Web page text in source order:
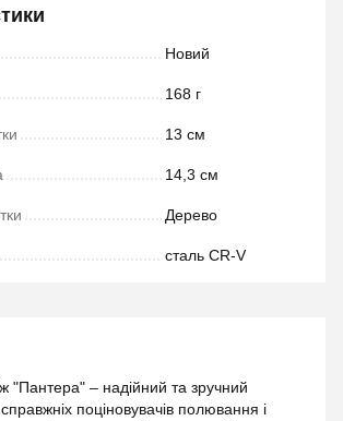
Новий
168 г
13 см
14,3 см
Дерево
сталь CR-V
"Пантера" – надійний та зручний
поціновувачів полювання і